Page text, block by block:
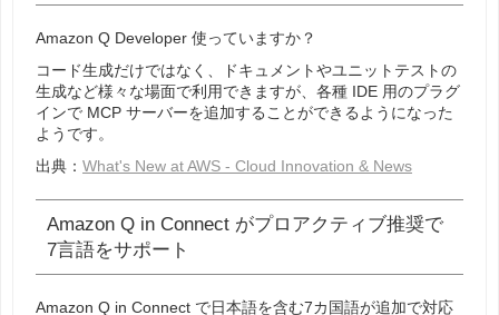
Amazon Q Developer 使っていますか？
コード生成だけではなく、ドキュメントやユニットテストの
生成など様々な場面で利用できますが、各種 IDE 用のプラグ
インで MCP サーバーを追加することができるようになった
ようです。
出典： What's New at AWS - Cloud Innovation & News
Amazon Q in Connect がプロアクティブ推奨で
7言語をサポート
Amazon Q in Connect で日本語を含む7カ国語が追加で対応